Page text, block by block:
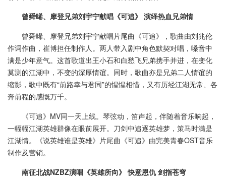
曾舜晞、摩登兄弟刘宇宁献唱《可追》 演绎热血兄弟情
曾舜晞、摩登兄弟刘宇宁献唱片尾曲《可追》，歌曲由刘兆伦
作词作曲，崔博担任制作人。两人带入剧中角色默契对唱，嗓音中
满是少年意气。这首歌道出王小石和白愁飞兄弟携手并进，在变化
莫测的江湖中，不变的深厚情谊。同时，歌曲亦是兄弟二人情谊的
缩影，歌中既有“前路幸与君同”的惺惺相惜，又有历经江湖无常、各
奔前程的感慨万千。
《可追》MV同一天上线。琴弦动，笛声起，伴随着音乐响起，
一幅幅江湖英雄群像在眼前展开。刀剑中追逐英雄梦，策马时满是
江湖情。《说英雄谁是英雄》片尾曲《可追》由完美青春OST音乐
制作及营销。
南征北战NZBZ演唱《英雄所向》 快意恩仇 剑指苍穹